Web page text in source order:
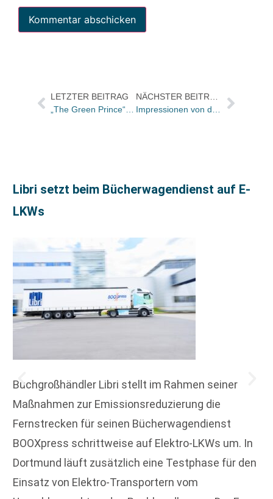
LETZTER BEITRAG
„The Green Prince“ gewinnt Hessischen Filmpreis 2014
Libri setzt beim Bücherwagendienst auf E-
LKWs
Buchgroßhändler Libri stellt im Rahmen seiner
Maßnahmen zur Emissionsreduzierung die
Fernstrecken für seinen Bücherwagendienst
BOOXpress schrittweise auf Elektro-LKWs um. In
Dortmund läuft zusätzlich eine Testphase für den
Einsatz von Elektro-Transportern vom